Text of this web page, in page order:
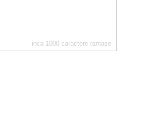
inca 1000 caractere ramase